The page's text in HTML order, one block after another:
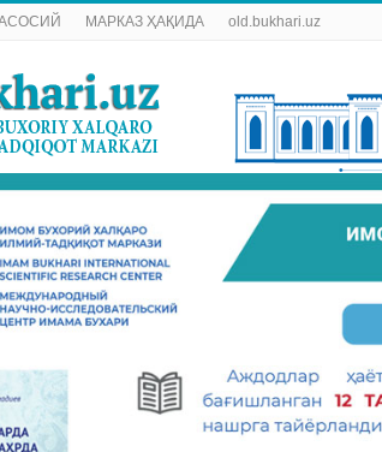
МАРКАЗ ҲАҚИДА old.bukhari.uz